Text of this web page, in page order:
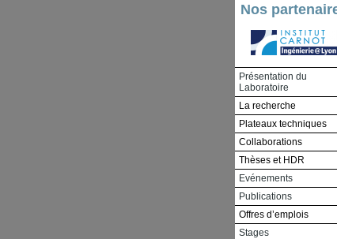
Nos
Présentation du
Laboratoire
La recherche
Plateaux techniques
Collaborations
Thèses et HDR
Evénements
Publications
Offres d’emplois
Stages